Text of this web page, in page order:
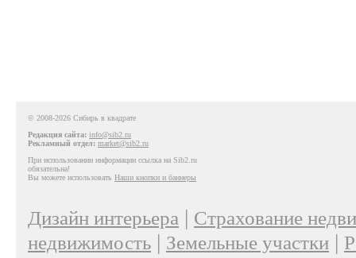
© 2008-2026 Сибирь в квадрате
Редакция сайта: info@sib2.ru
Рекламный отдел: market@sib2.ru
При использовании информации ссылка на Sib2.ru
обязательна!
Вы можете использовать Наши кнопки и баннеры
Дизайн интерьера | Страхование
недвижимость | Земельные участки |